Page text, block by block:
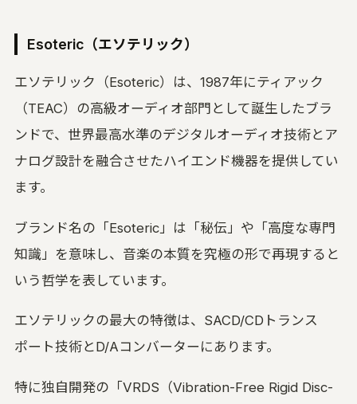
Esoteric（エソテリック）
エソテリック（Esoteric）は、1987年にティアック
（TEAC）の高級オーディオ部門として誕生したブラ
ンドで、世界最高水準のデジタルオーディオ技術とア
ナログ設計を融合させたハイエンド機器を提供してい
ます。
ブランド名の「Esoteric」は「秘伝」や「高度な専門
知識」を意味し、音楽の本質を究極の形で再現すると
いう哲学を表しています。
エソテリックの最大の特徴は、SACD/CDトランス
ポート技術とD/Aコンバーターにあります。
特に独自開発の「VRDS（Vibration-Free Rigid Disc-